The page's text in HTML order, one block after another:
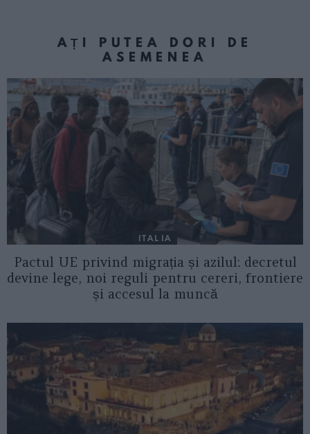
AȚI PUTEA DORI DE
ASEMENEA
ITALIA
Pactul UE privind migrația și azilul: decretul
devine lege, noi reguli pentru cereri, frontiere
și accesul la muncă